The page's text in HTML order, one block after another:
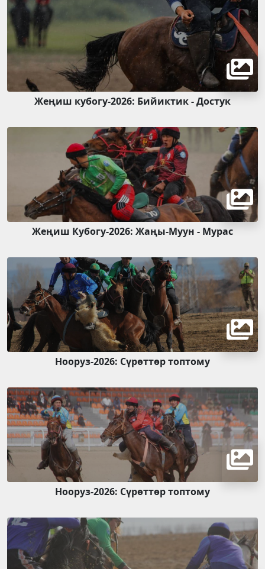
Жеңиш кубогу-2026: Бийиктик - Достук
Жеңиш Кубогу-2026: Жаңы-Муун - Мурас
Нооруз-2026: Сүрөттөр топтому
Нооруз-2026: Сүрөттөр топтому